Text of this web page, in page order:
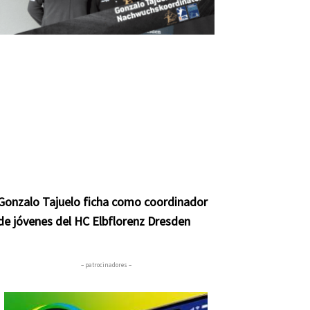
Tajuelo ficha como coordinador
jóvenes del HC Elbflorenz Dresden
– patrocinadores –